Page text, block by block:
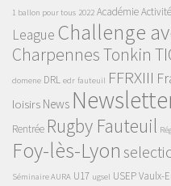
1 ballon pour tous 2022 Académie
League Challenge
Charpennes Tonkin
domene DRL edr fauteuil FFRXIII
loisirs News
Rentrée Rugby Fauteuil
Foy-lès-Lyon
Séminaire AURA U17 ugsel USEPVaulx-